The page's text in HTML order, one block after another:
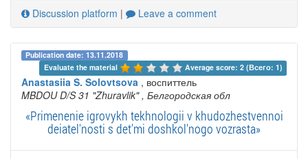
Discussion platform | Leave a comment
Publication date: 13.11.2018
Evaluate the material
Average score: 2 (Всего: 1)
Anastasiia S. Solovtsova , воспиттель
MBDOU D/S 31 "Zhuravlik" , Белгородская обл
«Primenenie igrovykh tekhnologii v khudozhestvennoi
deiatel'nosti s det'mi doshkol'nogo vozrasta»